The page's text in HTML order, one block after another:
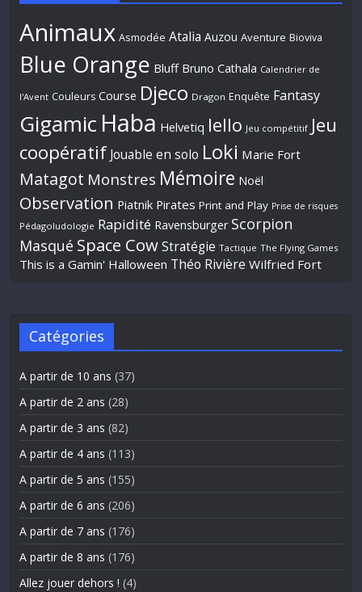
Animaux Asmodée Atalia Auzou Aventure Bioviva
Blue Orange Bluff Bruno Cathala Calendrier de
l'Avent Couleurs Course Djeco Dragon Enquête Fantasy
Gigamic Haba Helvetiq Iello Jeu compétitif Jeu
coopératif Jouable en solo Loki Marie Fort
Matagot Monstres Mémoire Noël
Observation Piatnik Pirates Print and Play Prise de risques
Pédagoludologie Rapidité Ravensburger Scorpion
Masqué Space Cow Stratégie Tactique The Flying Games
This is a Gamin' Halloween Théo Rivière Wilfried Fort
Catégories
A partir de 10 ans (37)
A partir de 2 ans (28)
A partir de 3 ans (82)
A partir de 4 ans (113)
A partir de 5 ans (155)
A partir de 6 ans (206)
A partir de 7 ans (176)
A partir de 8 ans (176)
Allez jouer dehors ! (4)